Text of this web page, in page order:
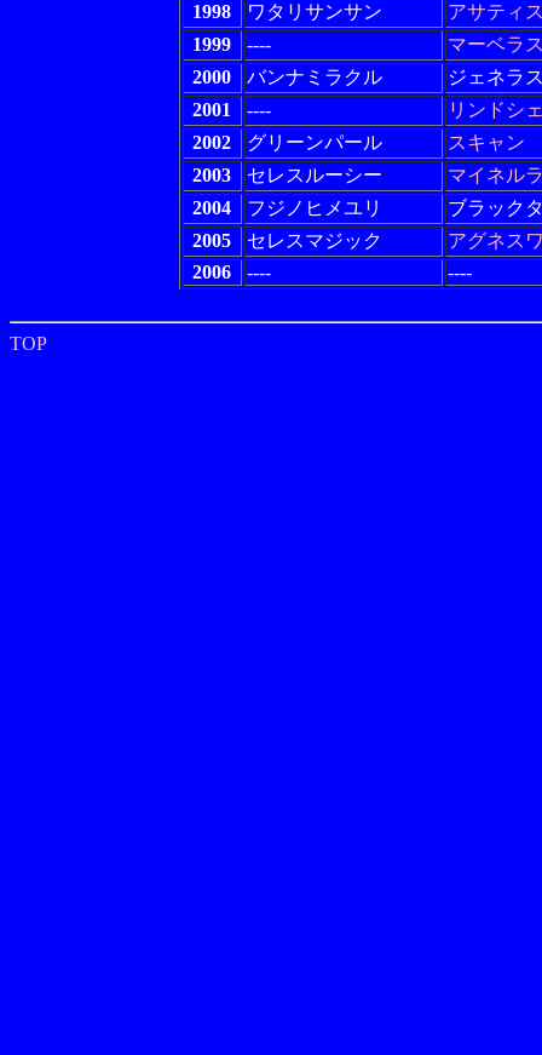
1998
ワタリサンサン
アサティ
1999
----
マーベラ
2000
バンナミラクル
ジェネラ
2001
----
リンドシ
2002
グリーンパール
スキャン
2003
セレスルーシー
マイネル
2004
フジノヒメユリ
ブラック
2005
セレスマジック
アグネス
2006
---- ----
TOP